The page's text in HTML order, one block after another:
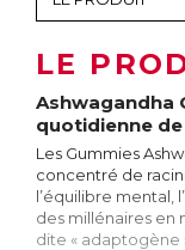
LE
Ashwagandha
quotidienne
Les Gummies
concentré de
l’équilibre mental,
des millénaires
dite « adaptogène